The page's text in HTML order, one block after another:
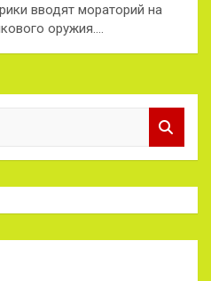
вводят мораторий на
оружия.…